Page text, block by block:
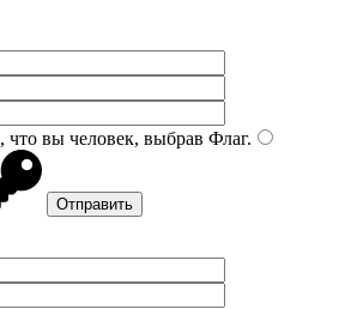
вы человек, выбрав Флаг.